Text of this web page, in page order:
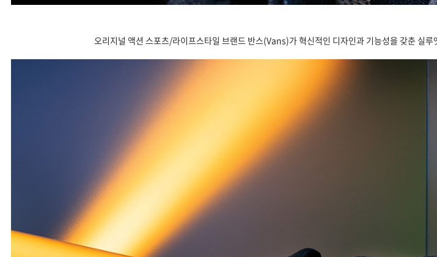
오리지널 액션 스포츠/라이프스타일 브랜드 반스(Vans)가 혁신적인 디자인과 기능성을 갖춘